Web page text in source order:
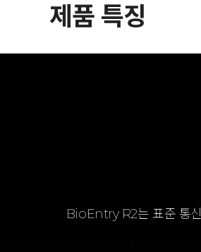
제품 특징
BioEntry R2는 표준 통